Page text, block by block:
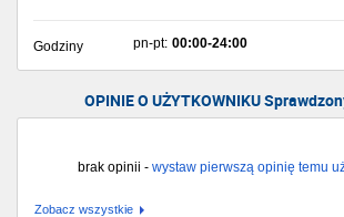
Godziny pn-pt: 00:00-24:00
OPINIE O UŻYTKOWNIKU
brak opinii - wystaw pierwszą opinię temu
Zobacz wszystkie